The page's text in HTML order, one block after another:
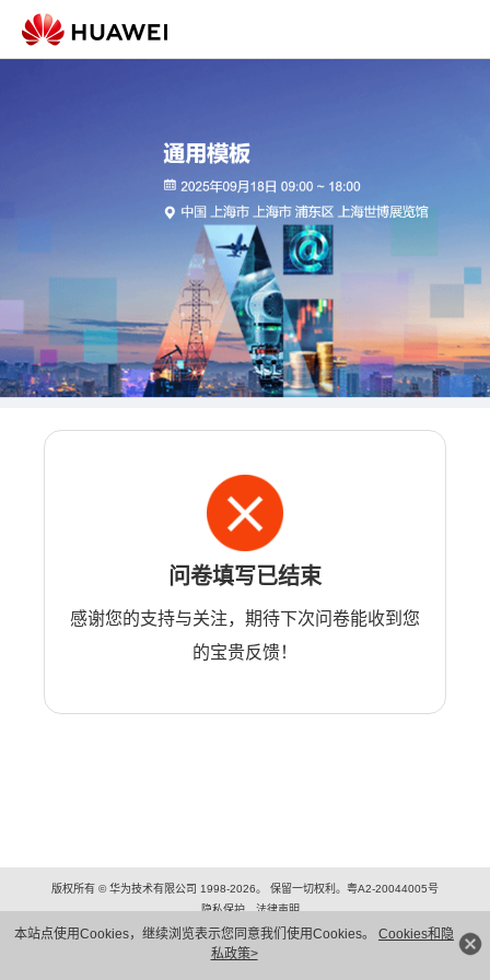
本站点使用Cookies，继续浏览表示您同意我们使用Cookies。 Cookies和隐
私政策>
问卷填写已结束
感谢您的支持与关注，期待下次问卷能收到您
的宝贵反馈！
版权所有 © 华为技术有限公司 1998-2026。 保留一切权利。粤A2-20044005号
隐私保护
法律声明